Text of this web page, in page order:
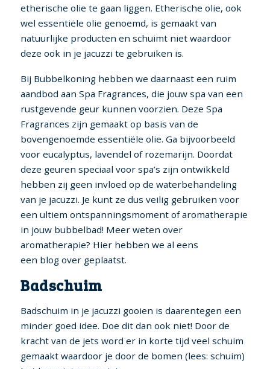
Legend Spa’s
Iconische kracht, tijdloos
comfort
Vogue Spa’s
Wellness met een vleugje
fashion
Enjoy spa’s
De meest voordelige in ons
assortiment
etherische olie te gaan liggen. Etherische olie, ook
wel essentiële olie genoemd, is gemaakt van
natuurlijke producten en schuimt niet waardoor
deze ook in je jacuzzi te gebruiken is.
Bij Bubbelkoning hebben we daarnaast een ruim
aandbod aan Spa Fragrances, die jouw spa van een
rustgevende geur kunnen voorzien. Deze Spa
Fragrances zijn gemaakt op basis van de
bovengenoemde essentiële olie. Ga bijvoorbeeld
voor eucalyptus, lavendel of rozemarijn. Doordat
deze geuren speciaal voor spa’s zijn ontwikkeld
hebben zij geen invloed op de waterbehandeling
van je jacuzzi. Je kunt ze dus veilig gebruiken voor
een ultiem ontspanningsmoment of aromatherapie
in jouw bubbelbad! Meer weten over
aromatherapie? Hier hebben we al eens
een blog over geplaatst.
Badschuim
Badschuim in je jacuzzi gooien is daarentegen een
minder goed idee. Doe dit dan ook niet! Door de
kracht van de jets word er in korte tijd veel schuim
gemaakt waardoor je door de bomen (lees: schuim)